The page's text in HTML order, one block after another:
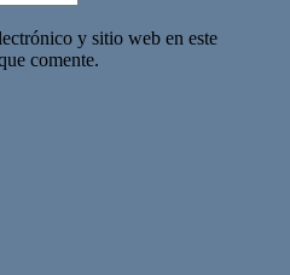
y sitio web en este
comente.